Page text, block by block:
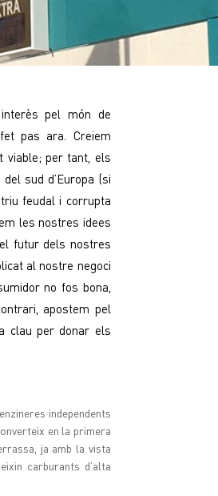
pel món de
pas ara. Creiem
viable; per tant, els
sud d’Europa (si
feudal i corrupta
les nostres idees
futur dels nostres
al nostre negoci
no fos bona,
apostem pel
clau per donar els
independents
en la primera
ja amb la vista
carburants d’alta